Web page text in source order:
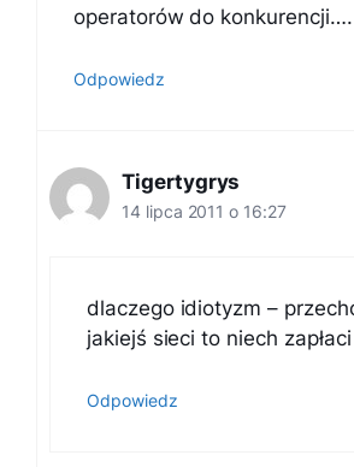
operatorów do konkurencji….
Odpowiedz
Tigertygrys
14 lipca 2011 o 16:27
dlaczego idiotyzm –
jakiejś sieci to niech
Odpowiedz